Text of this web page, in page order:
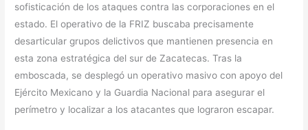
sofisticación de los ataques contra las corporaciones en el
estado. El operativo de la FRIZ buscaba precisamente
desarticular grupos delictivos que mantienen presencia en
esta zona estratégica del sur de Zacatecas. Tras la
emboscada, se desplegó un operativo masivo con apoyo del
Ejército Mexicano y la Guardia Nacional para asegurar el
perímetro y localizar a los atacantes que lograron escapar.